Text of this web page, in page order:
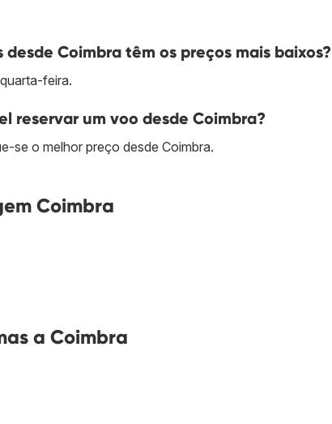
Coimbra têm os preços mais baixos?
feira.
reservar um voo desde Coimbra?
se o melhor preço desde Coimbra.
Coimbra
a Coimbra